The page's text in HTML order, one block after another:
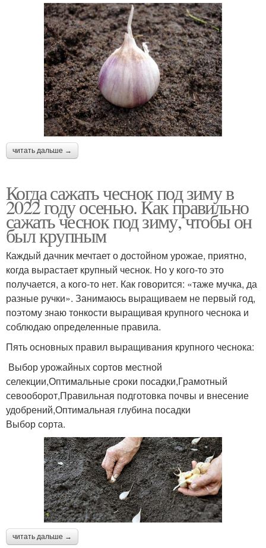
читать дальше →
Когда сажать чеснок под зиму в
2022 году осенью. Как правильно
сажать чеснок под зиму, чтобы он
был крупным
Каждый дачник мечтает о достойном урожае, приятно,
когда вырастает крупный чеснок. Но у кого-то это
получается, а кого-то нет. Как говорится: «таже мучка, да
разные ручки». Занимаюсь выращиваем не первый год,
поэтому знаю тонкости выращивая крупного чеснока и
соблюдаю определенные правила.
Пять основных правил выращивания крупного чеснока:
Выбор урожайных сортов местной
селекции,Оптимальные сроки посадки,Грамотный
севооборот,Правильная подготовка почвы и внесение
удобрений,Оптимальная глубина посадки
Выбор сорта.
читать дальше →